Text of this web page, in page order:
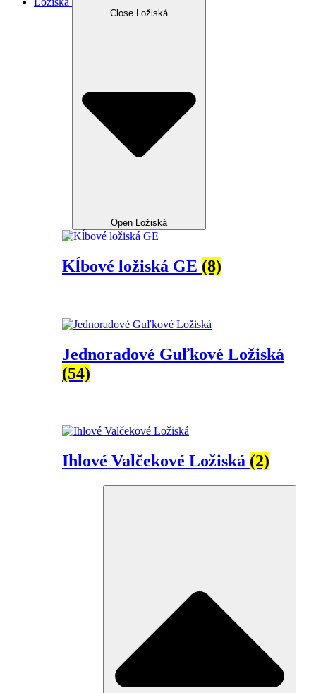
Close Ložiská
Open Ložiská
Kĺbové ložiská GE (8)
Jednoradové Guľkové Ložiská
(54)
Ihlové Valčekové Ložiská (2)